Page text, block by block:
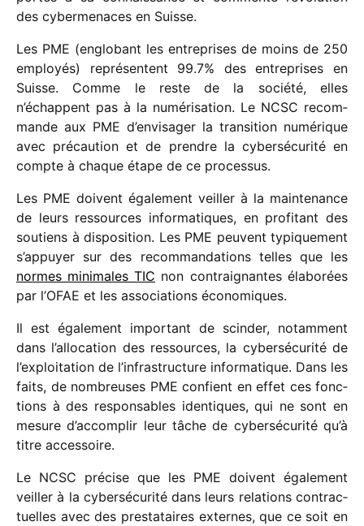
des cyber­me­naces en Suisse.
Les PME (englo­bant les entre­prises de moins de 250
employés) repré­sentent 99.7% des entre­prises en
Suisse. Comme le reste de la société, elles
n’échappent pas à la numé­ri­sa­tion. Le NCSC recom­
mande aux PME d’envisager la tran­si­tion numé­rique
avec précau­tion et de prendre la cyber­sé­cu­rité en
compte à chaque étape de ce processus.
Les PME doivent égale­ment veiller à la main­te­nance
de leurs ressources infor­ma­tiques, en profi­tant des
soutiens à dispo­si­tion. Les PME peuvent typi­que­ment
s’appuyer sur des recom­man­da­tions telles que les
normes mini­males TIC non contrai­gnantes élabo­rées
par l’OFAE et les asso­cia­tions économiques.
Il est égale­ment impor­tant de scin­der, notam­ment
dans l’allocation des ressources, la cyber­sé­cu­rité de
l’exploitation de l’infrastructure infor­ma­tique. Dans les
faits, de nombreuses PME confient en effet ces fonc­
tions à des respon­sables iden­tiques, qui ne sont en
mesure d’accomplir leur tâche de cyber­sé­cu­rité qu’à
titre accessoire.
Le NCSC précise que les PME doivent égale­ment
veiller à la cyber­sé­cu­rité dans leurs rela­tions contrac­
tuelles avec des pres­ta­taires externes, que ce soit en